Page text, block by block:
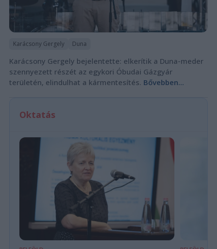
Karácsony Gergely Duna
Karácsony Gergely bejelentette: elkerítik a Duna-meder
szennyezett részét az egykori Óbudai Gázgyár
területén, elindulhat a kármentesítés. Bővebben...
Oktatás